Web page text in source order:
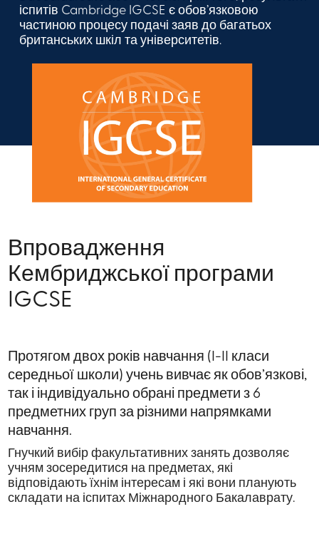
іспитів Cambridge IGCSE є обов’язковою
частиною процесу подачі заяв до багатьох
британських шкіл та університетів.
Впровадження
Кембриджської програми
IGCSE
Протягом двох років навчання (I-II класи
середньої школи) учень вивчає як обов’язкові,
так і індивідуально обрані предмети з 6
предметних груп за різними напрямками
навчання.
Гнучкий вибір факультативних занять дозволяє
учням зосередитися на предметах, які
відповідають їхнім інтересам і які вони планують
складати на іспитах Міжнародного Бакалаврату.